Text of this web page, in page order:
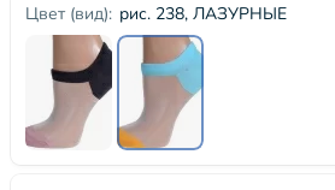
Цвет (вид): рис. 238, ЛАЗУРНЫЕ